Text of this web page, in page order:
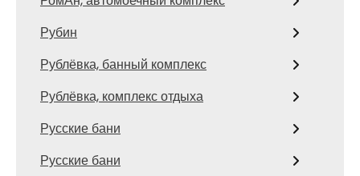
Рубин
Рублёвка, банный комплекс
Рублёвка, комплекс отдыха
Русские бани
Русские бани